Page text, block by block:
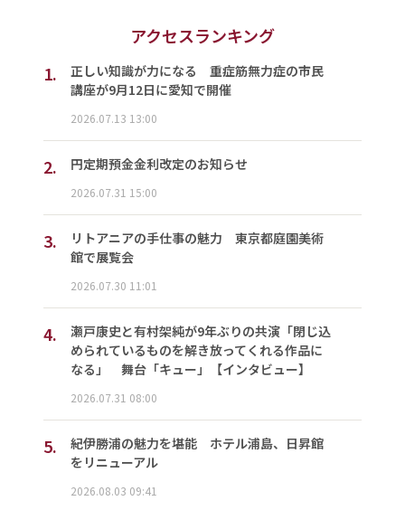
アクセスランキング
1.
正しい知識が力になる 重症筋無力症の市民
講座が9月12日に愛知で開催
2026.07.13 13:00
2. 円定期預金金利改定のお知らせ
2026.07.31 15:00
3.
リトアニアの手仕事の魅力 東京都庭園美術
館で展覧会
2026.07.30 11:01
4.
瀬戸康史と有村架純が9年ぶりの共演「閉じ込
められているものを解き放ってくれる作品に
なる」 舞台「キュー」【インタビュー】
2026.07.31 08:00
5.
紀伊勝浦の魅力を堪能 ホテル浦島、日昇館
をリニューアル
2026.08.03 09:41